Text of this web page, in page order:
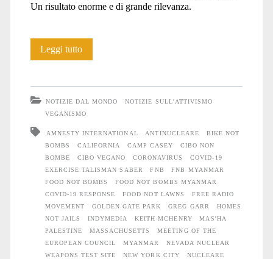
Un risultato enorme e di grande rilevanza.
Leggi tuttoFood
ha
compiuto
40
anni!
NOTIZIE DAL MONDO
NOTIZIE SULL'ATTIVISMO
VEGANISMO
AMNESTY INTERNATIONAL ANTINUCLEARE
BIKE NOT
BOMBS
CALIFORNIA CAMP CASEY
CIBO NON
BOMBE
CIBO VEGANO CORONAVIRUS
COVID-19
EXERCISE TALISMAN SABER
FNB
FNB MYANMAR
FOOD NOT BOMBS
FOOD NOT BOMBS MYANMAR
COVID-19 RESPONSE
FOOD NOT LAWNS
FREE RADIO
MOVEMENT
GOLDEN GATE PARK GREG GARR
HOMES
NOT JAILS
INDYMEDIA KEITH MCHENRY
MAS'HA
PALESTINE
MASSACHUSETTS
MEETING OF THE
EUROPEAN COUNCIL
MYANMAR
NEVADA NUCLEAR
WEAPONS TEST SITE
NEW YORK CITY
NUCLEARE